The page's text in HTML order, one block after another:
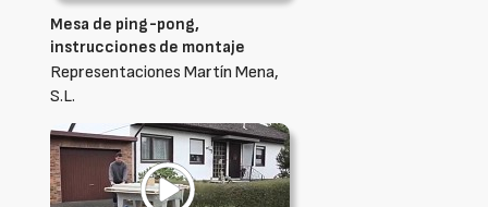
Mesa de ping-pong,
instrucciones de montaje
Representaciones Martín Mena,
S.L.